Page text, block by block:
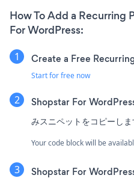
How To Add a Recurring
For WordPress:
Create a Free
Start for free now
Shopstar For
みスニペットをコピーしま
Your code block will be
Shopstar For